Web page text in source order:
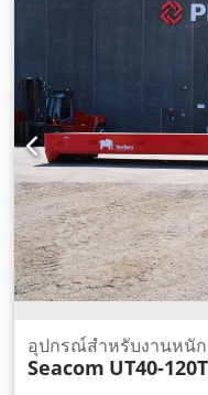
อุปกรณ์สำหรับงานหนัก
Seacom UT40-120T